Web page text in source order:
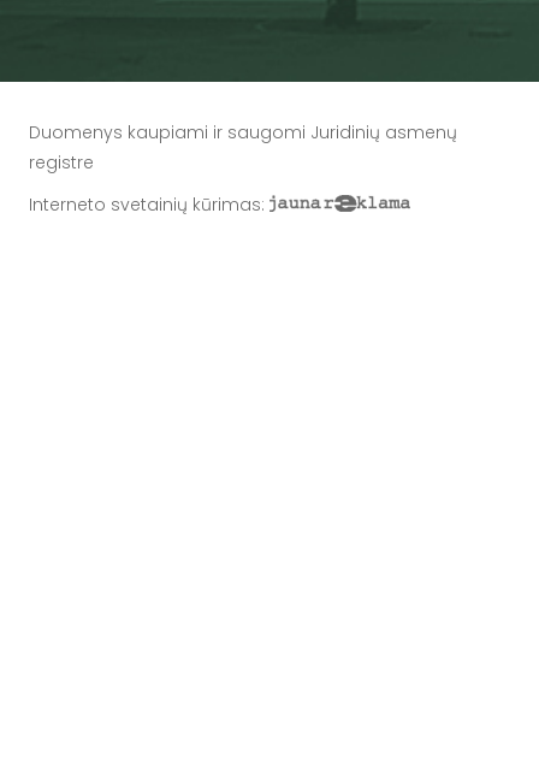
Duomenys kaupiami ir saugomi Juridinių asmenų
registre
Interneto svetainių kūrimas: